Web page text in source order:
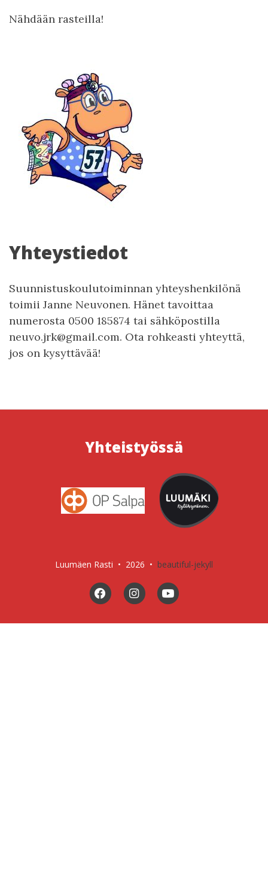
Nähdään rasteilla!
Yhteystiedot
Suunnistuskoulutoiminnan yhteyshenkilönä
toimii Janne Neuvonen. Hänet tavoittaa
numerosta 0500 185874 tai sähköpostilla
neuvo.jrk@gmail.com. Ota rohkeasti yhteyttä,
jos on kysyttävää!
Yhteistyössä
Luumäen Rasti • 2026 • beautiful-jekyll
Facebook Instagram